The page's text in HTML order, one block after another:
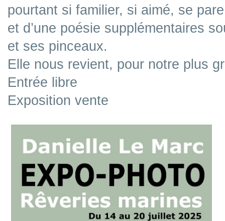
pourtant si familier, si aimé, se
et d’une poésie supplémentaires
et ses pinceaux.
Elle nous revient, pour notre plus
Entrée libre
Exposition vente